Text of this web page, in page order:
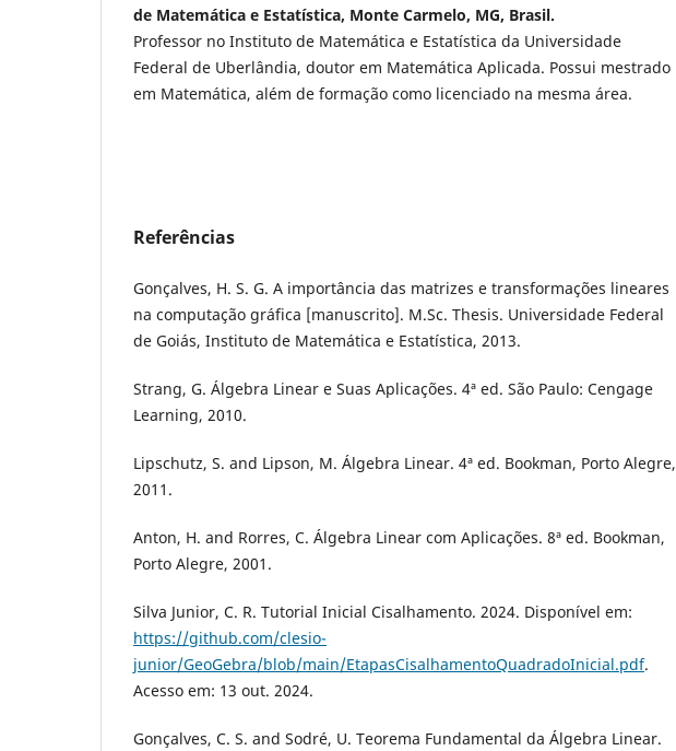
de Matemática e Estatística, Monte Carmelo, MG, Brasil.
Professor no Instituto de Matemática e Estatística da Universidade
Federal de Uberlândia, doutor em Matemática Aplicada. Possui mestrado
em Matemática, além de formação como licenciado na mesma área.
Referências
Gonçalves, H. S. G. A importância das matrizes e transformações lineares
na computação gráfica [manuscrito]. M.Sc. Thesis. Universidade Federal
de Goiás, Instituto de Matemática e Estatística, 2013.
Strang, G. Álgebra Linear e Suas Aplicações. 4ª ed. São Paulo: Cengage
Learning, 2010.
Lipschutz, S. and Lipson, M. Álgebra Linear. 4ª ed. Bookman, Porto Alegre,
2011.
Anton, H. and Rorres, C. Álgebra Linear com Aplicações. 8ª ed. Bookman,
Porto Alegre, 2001.
Silva Junior, C. R. Tutorial Inicial Cisalhamento. 2024. Disponível em:
https://github.com/clesio-
junior/GeoGebra/blob/main/EtapasCisalhamentoQuadradoInicial.pdf.
Acesso em: 13 out. 2024.
Gonçalves, C. S. and Sodré, U. Teorema Fundamental da Álgebra Linear.